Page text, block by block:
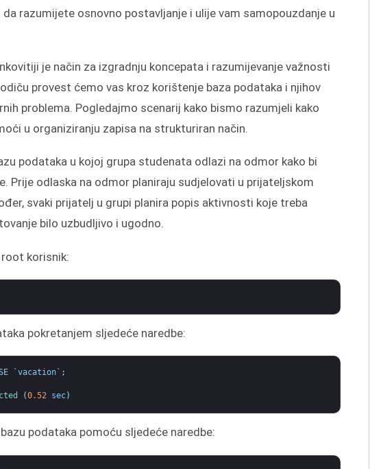
razumijete osnovno postavljanje i ulije vam samopouzdanje u
je način za izgradnju koncepata i razumijevanje važnosti
provest ćemo vas kroz korištenje baza podataka i njihov
problema. Pogledajmo scenarij kako bismo razumjeli kako
u organiziranju zapisa na strukturiran način.
podataka u kojoj grupa studenata odlazi na odmor kako bi
Prije odlaska na odmor planiraju sudjelovati u prijateljskom
svaki prijatelj u grupi planira popis aktivnosti koje treba
bilo uzbudljivo i ugodno.
korisnik:
pokretanjem sljedeće naredbe:
`vacation` ;
(0.52 sec)
podataka pomoću sljedeće naredbe: